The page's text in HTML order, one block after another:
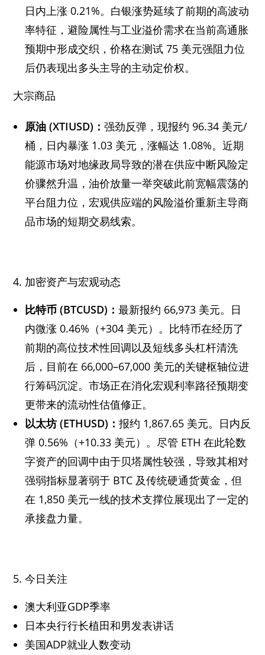
日内上涨 0.21%。白银涨势延续了前期的高波动
率特征，避险属性与工业溢价需求在当前高通胀
预期中形成交织，价格在测试 75 美元强阻力位
后仍表现出多头主导的主动定价权。
大宗商品
原油 (XTIUSD)：强劲反弹，现报约 96.34 美元/
桶，日内暴涨 1.03 美元，涨幅达 1.08%。近期
能源市场对地缘政局导致的潜在供应中断风险定
价骤然升温，油价放量一举突破此前宽幅震荡的
平台阻力位，宏观供应端的风险溢价重新主导商
品市场的短期交易线索。
加密资产与宏观动态
比特币 (BTCUSD)：最新报约 66,973 美元。日
内微涨 0.46%（+304 美元）。比特币在经历了
前期的高位技术性回调以及短线多头杠杆清洗
后，目前在 66,000–67,000 美元的关键枢轴位进
行筹码沉淀。市场正在消化宏观利率路径预期变
更带来的流动性估值修正。
以太坊 (ETHUSD)：报约 1,867.65 美元。日内反
弹 0.56%（+10.33 美元）。尽管 ETH 在此轮数
字资产的回调中由于贝塔属性较强，导致其相对
强弱指标显著弱于 BTC 及传统硬通货黄金，但
在 1,850 美元一线的技术支撑位展现出了一定的
承接盘力量。
今日关注
澳大利亚GDP季率
日本央行行长植田和男发表讲话
美国ADP就业人数变动